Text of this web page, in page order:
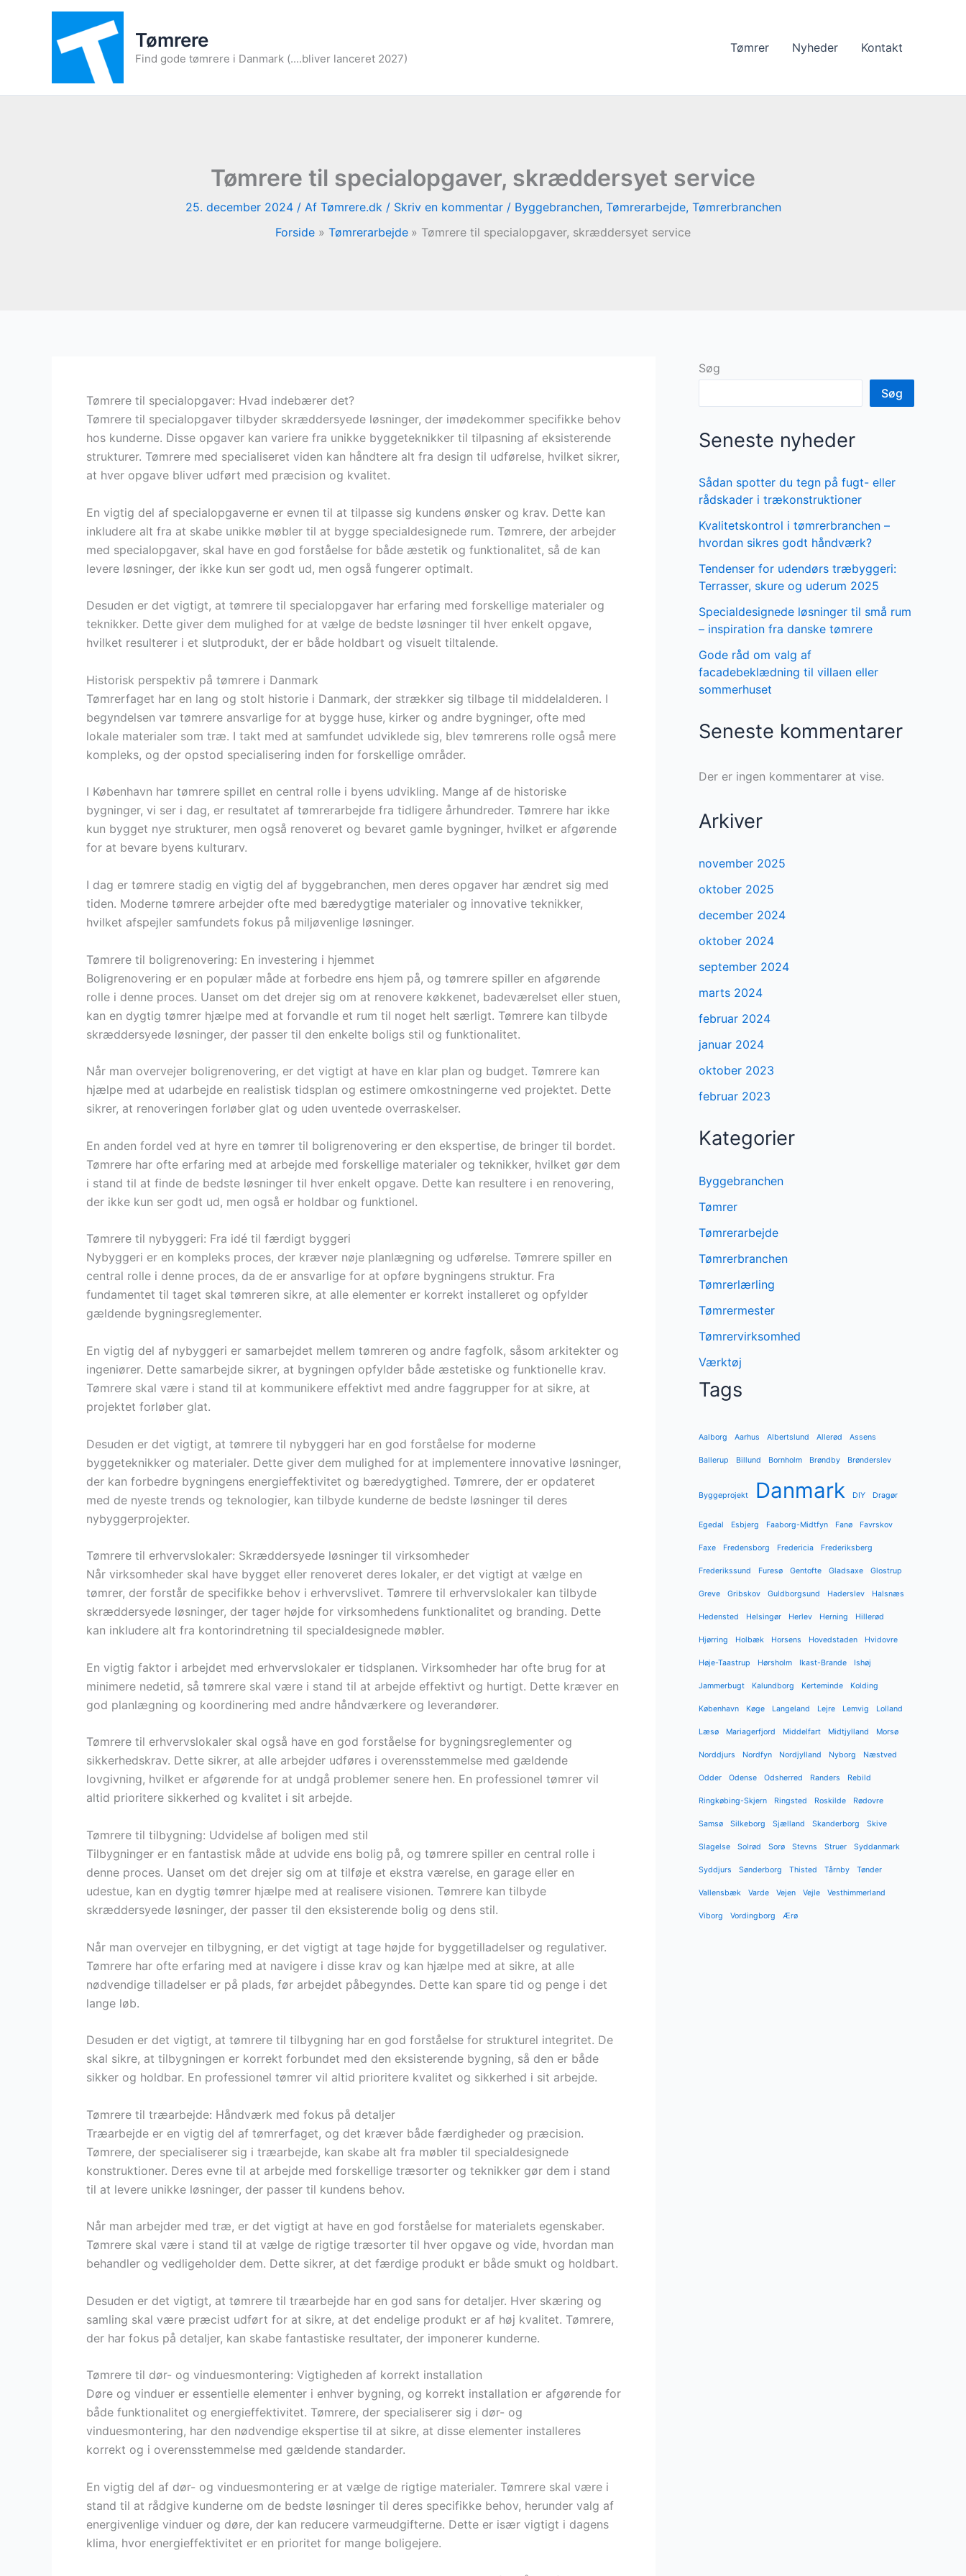
Tømrere
Find gode tømrere i Danmark (....bliver lanceret 2027)
Tømrer Nyheder Kontakt
Tømrere til specialopgaver, skræddersyet service
25. december 2024 / Af Tømrere.dk / Skriv en kommentar / Byggebranchen, Tømrerarbejde, Tømrerbranchen
Forside
Tømrerarbejde Tømrere til specialopgaver, skræddersyet service
Tømrere til specialopgaver: Hvad indebærer det?
Tømrere til specialopgaver tilbyder skræddersyede løsninger, der imødekommer specifikke behov
hos kunderne. Disse opgaver kan variere fra unikke byggeteknikker til tilpasning af eksisterende
strukturer. Tømrere med specialiseret viden kan håndtere alt fra design til udførelse, hvilket sikrer,
at hver opgave bliver udført med præcision og kvalitet.
En vigtig del af specialopgaverne er evnen til at tilpasse sig kundens ønsker og krav. Dette kan
inkludere alt fra at skabe unikke møbler til at bygge specialdesignede rum. Tømrere, der arbejder
med specialopgaver, skal have en god forståelse for både æstetik og funktionalitet, så de kan
levere løsninger, der ikke kun ser godt ud, men også fungerer optimalt.
Desuden er det vigtigt, at tømrere til specialopgaver har erfaring med forskellige materialer og
teknikker. Dette giver dem mulighed for at vælge de bedste løsninger til hver enkelt opgave,
hvilket resulterer i et slutprodukt, der er både holdbart og visuelt tiltalende.
Historisk perspektiv på tømrere i Danmark
Tømrerfaget har en lang og stolt historie i Danmark, der strækker sig tilbage til middelalderen. I
begyndelsen var tømrere ansvarlige for at bygge huse, kirker og andre bygninger, ofte med
lokale materialer som træ. I takt med at samfundet udviklede sig, blev tømrerens rolle også mere
kompleks, og der opstod specialisering inden for forskellige områder.
I København har tømrere spillet en central rolle i byens udvikling. Mange af de historiske
bygninger, vi ser i dag, er resultatet af tømrerarbejde fra tidligere århundreder. Tømrere har ikke
kun bygget nye strukturer, men også renoveret og bevaret gamle bygninger, hvilket er afgørende
for at bevare byens kulturarv.
I dag er tømrere stadig en vigtig del af byggebranchen, men deres opgaver har ændret sig med
tiden. Moderne tømrere arbejder ofte med bæredygtige materialer og innovative teknikker,
hvilket afspejler samfundets fokus på miljøvenlige løsninger.
Tømrere til boligrenovering: En investering i hjemmet
Boligrenovering er en populær måde at forbedre ens hjem på, og tømrere spiller en afgørende
rolle i denne proces. Uanset om det drejer sig om at renovere køkkenet, badeværelset eller stuen,
kan en dygtig tømrer hjælpe med at forvandle et rum til noget helt særligt. Tømrere kan tilbyde
skræddersyede løsninger, der passer til den enkelte boligs stil og funktionalitet.
Når man overvejer boligrenovering, er det vigtigt at have en klar plan og budget. Tømrere kan
hjælpe med at udarbejde en realistisk tidsplan og estimere omkostningerne ved projektet. Dette
sikrer, at renoveringen forløber glat og uden uventede overraskelser.
En anden fordel ved at hyre en tømrer til boligrenovering er den ekspertise, de bringer til bordet.
Tømrere har ofte erfaring med at arbejde med forskellige materialer og teknikker, hvilket gør dem
i stand til at finde de bedste løsninger til hver enkelt opgave. Dette kan resultere i en renovering,
der ikke kun ser godt ud, men også er holdbar og funktionel.
Tømrere til nybyggeri: Fra idé til færdigt byggeri
Nybyggeri er en kompleks proces, der kræver nøje planlægning og udførelse. Tømrere spiller en
central rolle i denne proces, da de er ansvarlige for at opføre bygningens struktur. Fra
fundamentet til taget skal tømreren sikre, at alle elementer er korrekt installeret og opfylder
gældende bygningsreglementer.
En vigtig del af nybyggeri er samarbejdet mellem tømreren og andre fagfolk, såsom arkitekter og
ingeniører. Dette samarbejde sikrer, at bygningen opfylder både æstetiske og funktionelle krav.
Tømrere skal være i stand til at kommunikere effektivt med andre faggrupper for at sikre, at
projektet forløber glat.
Desuden er det vigtigt, at tømrere til nybyggeri har en god forståelse for moderne
byggeteknikker og materialer. Dette giver dem mulighed for at implementere innovative løsninger,
der kan forbedre bygningens energieffektivitet og bæredygtighed. Tømrere, der er opdateret
med de nyeste trends og teknologier, kan tilbyde kunderne de bedste løsninger til deres
nybyggerprojekter.
Tømrere til erhvervslokaler: Skræddersyede løsninger til virksomheder
Når virksomheder skal have bygget eller renoveret deres lokaler, er det vigtigt at vælge en
tømrer, der forstår de specifikke behov i erhvervslivet. Tømrere til erhvervslokaler kan tilbyde
skræddersyede løsninger, der tager højde for virksomhedens funktionalitet og branding. Dette
kan inkludere alt fra kontorindretning til specialdesignede møbler.
En vigtig faktor i arbejdet med erhvervslokaler er tidsplanen. Virksomheder har ofte brug for at
minimere nedetid, så tømrere skal være i stand til at arbejde effektivt og hurtigt. Dette kræver en
god planlægning og koordinering med andre håndværkere og leverandører.
Tømrere til erhvervslokaler skal også have en god forståelse for bygningsreglementer og
sikkerhedskrav. Dette sikrer, at alle arbejder udføres i overensstemmelse med gældende
lovgivning, hvilket er afgørende for at undgå problemer senere hen. En professionel tømrer vil
altid prioritere sikkerhed og kvalitet i sit arbejde.
Tømrere til tilbygning: Udvidelse af boligen med stil
Tilbygninger er en fantastisk måde at udvide ens bolig på, og tømrere spiller en central rolle i
denne proces. Uanset om det drejer sig om at tilføje et ekstra værelse, en garage eller en
udestue, kan en dygtig tømrer hjælpe med at realisere visionen. Tømrere kan tilbyde
skræddersyede løsninger, der passer til den eksisterende bolig og dens stil.
Når man overvejer en tilbygning, er det vigtigt at tage højde for byggetilladelser og regulativer.
Tømrere har ofte erfaring med at navigere i disse krav og kan hjælpe med at sikre, at alle
nødvendige tilladelser er på plads, før arbejdet påbegyndes. Dette kan spare tid og penge i det
lange løb.
Desuden er det vigtigt, at tømrere til tilbygning har en god forståelse for strukturel integritet. De
skal sikre, at tilbygningen er korrekt forbundet med den eksisterende bygning, så den er både
sikker og holdbar. En professionel tømrer vil altid prioritere kvalitet og sikkerhed i sit arbejde.
Tømrere til træarbejde: Håndværk med fokus på detaljer
Træarbejde er en vigtig del af tømrerfaget, og det kræver både færdigheder og præcision.
Tømrere, der specialiserer sig i træarbejde, kan skabe alt fra møbler til specialdesignede
konstruktioner. Deres evne til at arbejde med forskellige træsorter og teknikker gør dem i stand
til at levere unikke løsninger, der passer til kundens behov.
Når man arbejder med træ, er det vigtigt at have en god forståelse for materialets egenskaber.
Tømrere skal være i stand til at vælge de rigtige træsorter til hver opgave og vide, hvordan man
behandler og vedligeholder dem. Dette sikrer, at det færdige produkt er både smukt og holdbart.
Desuden er det vigtigt, at tømrere til træarbejde har en god sans for detaljer. Hver skæring og
samling skal være præcist udført for at sikre, at det endelige produkt er af høj kvalitet. Tømrere,
der har fokus på detaljer, kan skabe fantastiske resultater, der imponerer kunderne.
Tømrere til dør- og vinduesmontering: Vigtigheden af korrekt installation
Døre og vinduer er essentielle elementer i enhver bygning, og korrekt installation er afgørende for
både funktionalitet og energieffektivitet. Tømrere, der specialiserer sig i dør- og
vinduesmontering, har den nødvendige ekspertise til at sikre, at disse elementer installeres
korrekt og i overensstemmelse med gældende standarder.
En vigtig del af dør- og vinduesmontering er at vælge de rigtige materialer. Tømrere skal være i
stand til at rådgive kunderne om de bedste løsninger til deres specifikke behov, herunder valg af
energivenlige vinduer og døre, der kan reducere varmeudgifterne. Dette er især vigtigt i dagens
klima, hvor energieffektivitet er en prioritet for mange boligejere.
Søg
Søg
Seneste nyheder
Sådan spotter du tegn på fugt- eller
rådskader i trækonstruktioner
Kvalitetskontrol i tømrerbranchen –
hvordan sikres godt håndværk?
Tendenser for udendørs træbyggeri:
Terrasser, skure og uderum 2025
Specialdesignede løsninger til små rum
– inspiration fra danske tømrere
Gode råd om valg af
facadebeklædning til villaen eller
sommerhuset
Seneste kommentarer
Der er ingen kommentarer at vise.
Arkiver
november 2025
oktober 2025
december 2024
oktober 2024
september 2024
marts 2024
februar 2024
januar 2024
oktober 2023
februar 2023
Kategorier
Byggebranchen
Tømrer
Tømrerarbejde
Tømrerbranchen
Tømrerlærling
Tømrermester
Tømrervirksomhed
Værktøj
Tags
Aalborg Aarhus Albertslund Allerød Assens
Ballerup Billund Bornholm Brøndby Brønderslev
Byggeprojekt Danmark DIY Dragør
Egedal Esbjerg Faaborg-Midtfyn Fanø Favrskov
Faxe Fredensborg Fredericia Frederiksberg
Frederikssund Furesø Gentofte Gladsaxe Glostrup
Greve Gribskov Guldborgsund Haderslev Halsnæs
Hedensted Helsingør Herlev Herning Hillerød
Hjørring Holbæk Horsens Hovedstaden Hvidovre
Høje-Taastrup Hørsholm Ikast-Brande Ishøj
Jammerbugt Kalundborg Kerteminde Kolding
København Køge Langeland Lejre Lemvig Lolland
Læsø Mariagerfjord Middelfart Midtjylland Morsø
Norddjurs Nordfyn Nordjylland Nyborg Næstved
Odder Odense Odsherred Randers Rebild
Ringkøbing-Skjern Ringsted Roskilde Rødovre
Samsø Silkeborg Sjælland Skanderborg Skive
Slagelse Solrød Sorø Stevns Struer Syddanmark
Syddjurs Sønderborg Thisted Tårnby Tønder
Vallensbæk Varde Vejen Vejle Vesthimmerland
Viborg Vordingborg Ærø